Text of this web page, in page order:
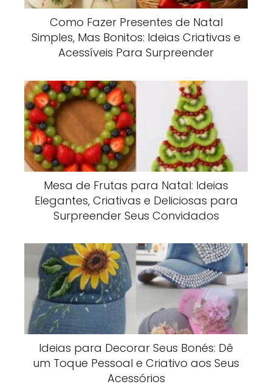
Como Fazer Presentes de Natal
Simples, Mas Bonitos: Ideias Criativas e
Acessíveis Para Surpreender
Mesa de Frutas para Natal: Ideias
Elegantes, Criativas e Deliciosas para
Surpreender Seus Convidados
Ideias para Decorar Seus Bonés: Dê
um Toque Pessoal e Criativo aos Seus
Acessórios